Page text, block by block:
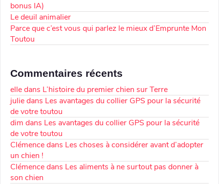
bonus IA)
Le deuil animalier
Parce que c’est vous qui parlez le mieux d’Emprunte Mon
Toutou
Commentaires récents
elledans L’histoire du premier chien sur Terre
juliedans Les avantages du collier GPS pour la sécurité
de votre toutou
dim dans Les avantages du collier GPS pour la sécurité
de votre toutou
Clémencedans Les choses à considérer avant d’adopter
un chien !
Clémencedans Les aliments à ne surtout pas donner à
son chien